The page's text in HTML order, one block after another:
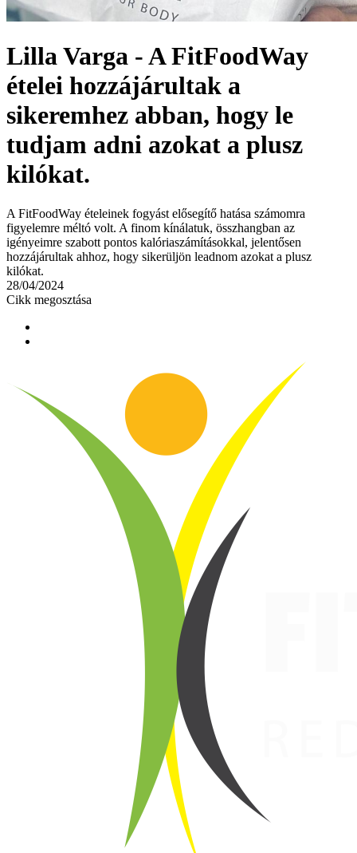
Lilla Varga - A FitFoodWay
ételei hozzájárultak a
sikeremhez abban, hogy le
tudjam adni azokat a plusz
kilókat.
A FitFoodWay ételeinek fogyást elősegítő hatása számomra
figyelemre méltó volt. A finom kínálatuk, összhangban az
igényeimre szabott pontos kalóriaszámításokkal, jelentősen
hozzájárultak ahhoz, hogy sikerüljön leadnom azokat a plusz
kilókat.
28/04/2024
Cikk megosztása